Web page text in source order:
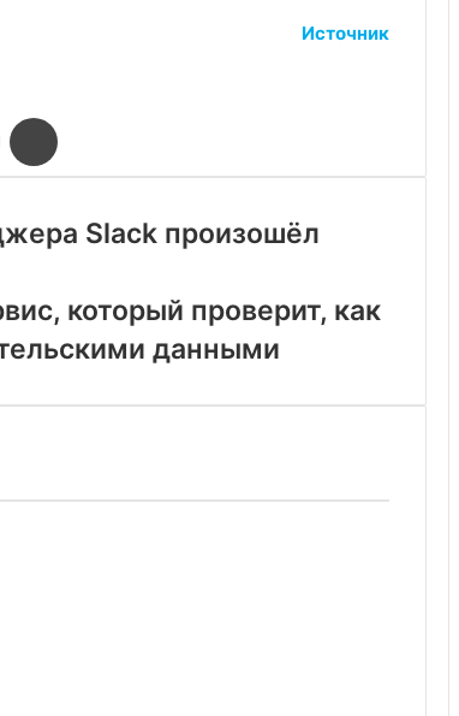
Источник
Поделиться
через
электронную
Slack произошёл
который проверит, как
данными